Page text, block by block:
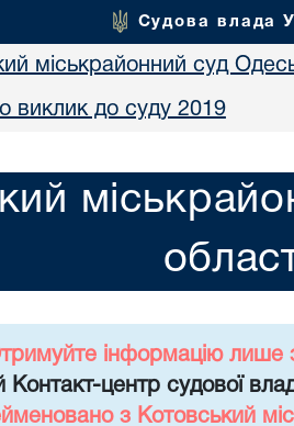
Судова влада
міськрайонний суд
виклик до суду 2019
інформацію лише
Контакт-центр судової
з Котовський